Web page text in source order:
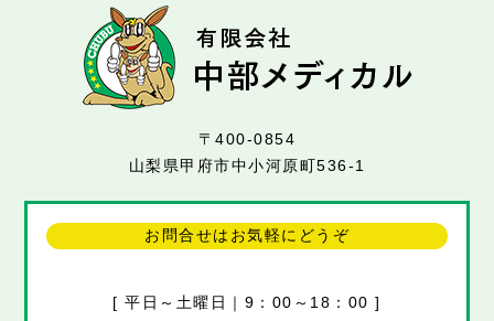
〒400-0854
山梨県甲府市中小河原町536-1
お問合せはお気軽にどうぞ
[ 平日～土曜日｜9：00～18：00 ]